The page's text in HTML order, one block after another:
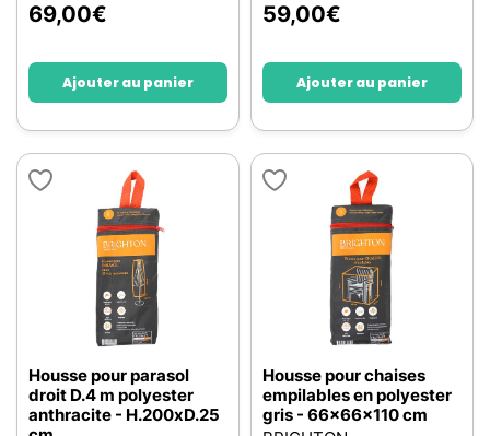
69,00€
Ajouter au panier
59,00€
Ajouter au panier
Housse pour parasol
droit D.4 m polyester
anthracite - H.200xD.25
Housse pour chaises
empilables en polyester
gris - 66x66x110 cm